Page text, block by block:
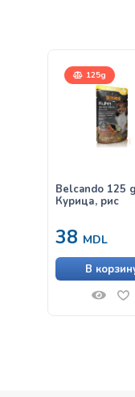
125g
Belcando 125
Курица, рис
38 MDL
В